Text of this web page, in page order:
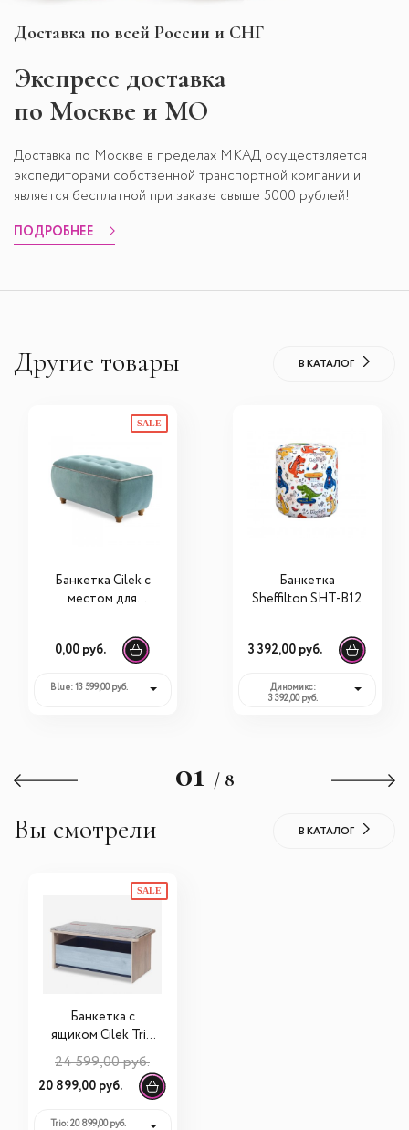
Доставка по всей России и СНГ
Экспресс доставка
по Москве и МО
Доставка по Москве в пределах МКАД осуществляется
экспедиторами собственной транспортной компании и
является бесплатной при заказе свыше 5000 рублей!
ПОДРОБНЕЕ
Другие товары В КАТАЛОГ
SALE
Банкетка Cilek c
местом для
21.09.3313.00
0,00 руб.
Blue: 13 599,00 руб.
Банкетка
Sheffilton SHT-B12
3 392,00 руб.
Диномикс:
3 392,00 руб.
01 / 8
Вы смотрели В КАТАЛОГ
SALE
Банкетка с
ящиком Сilek Trio
20.40.1901.01
24 599,00 руб.
20 899,00 руб.
Trio: 20 899,00 руб.